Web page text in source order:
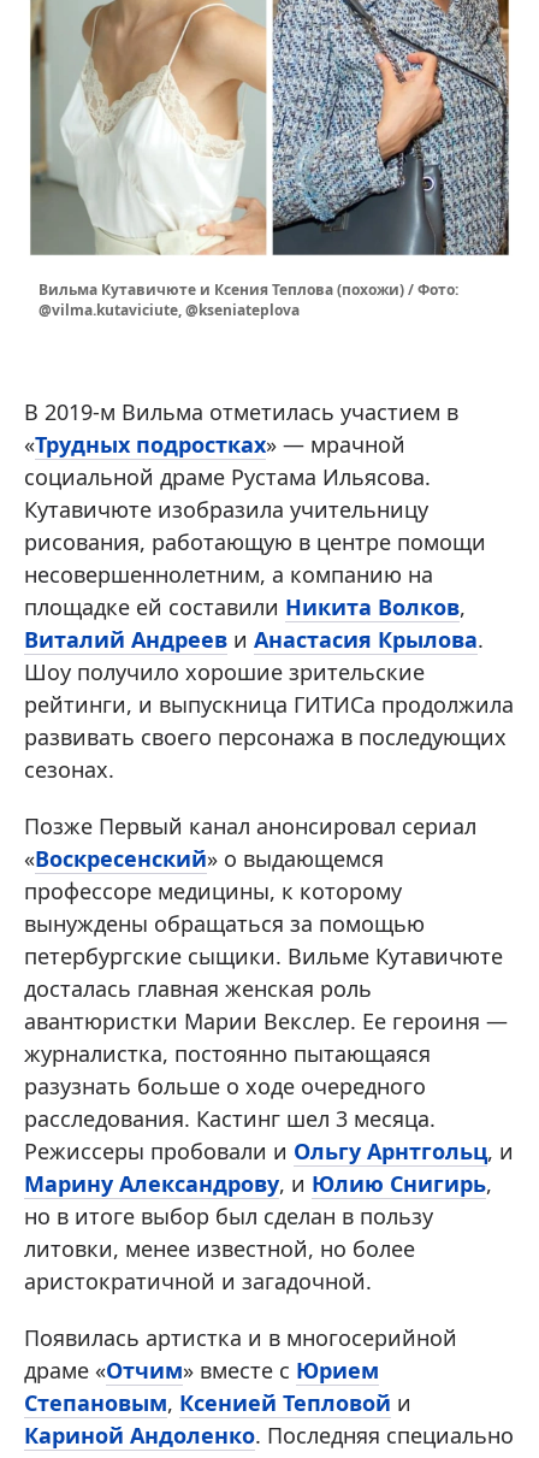
Вильма Кутавичюте и Ксения Теплова (похожи) / Фото:
@vilma.kutaviciute, @kseniateplova
В 2019-м Вильма отметилась участием в
«Трудных подростках» — мрачной
социальной драме Рустама Ильясова.
Кутавичюте изобразила учительницу
рисования, работающую в центре помощи
несовершеннолетним, а компанию на
площадке ей составили Никита Волков,
Виталий Андреев и Анастасия Крылова.
Шоу получило хорошие зрительские
рейтинги, и выпускница ГИТИСа продолжила
развивать своего персонажа в последующих
сезонах.
Позже Первый канал анонсировал сериал
«Воскресенский» о выдающемся
профессоре медицины, к которому
вынуждены обращаться за помощью
петербургские сыщики. Вильме Кутавичюте
досталась главная женская роль
авантюристки Марии Векслер. Ее героиня —
журналистка, постоянно пытающаяся
разузнать больше о ходе очередного
расследования. Кастинг шел 3 месяца.
Режиссеры пробовали и Ольгу Арнтгольц, и
Марину Александрову, и Юлию Снигирь,
но в итоге выбор был сделан в пользу
литовки, менее известной, но более
аристократичной и загадочной.
Появилась артистка и в многосерийной
драме «Отчим» вместе с Юрием
Степановым, Ксенией Тепловой и
Кариной Андоленко. Последняя специально